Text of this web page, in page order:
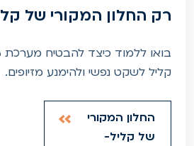
רק החלון המקורי של קליל
קליל לשקט נפשי ולהימנע מזיופים.
החלון המקורי
של קליל-